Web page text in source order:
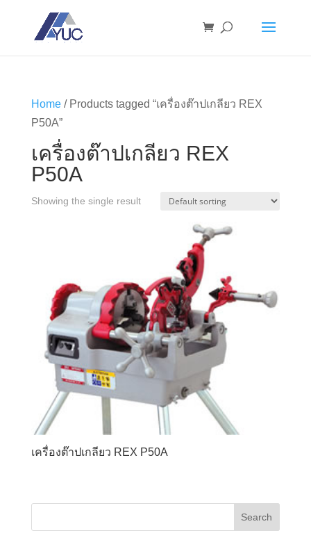
Home/ Products tagged “เครื่องต๊าปเกลียว REX
P50A”
เครื่องต๊าปเกลียว REX
P50A
Showing the single result
เครื่องต๊าปเกลียว REX P50A